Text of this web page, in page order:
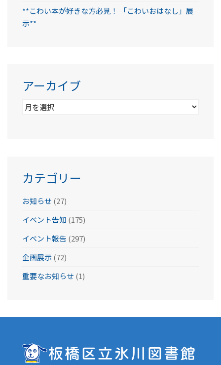
**こわい本が好きな方必見！ 「こわいおはなし」展
示**
アーカイブ
ア
カテゴリー
お知らせ (27)
イベント告知 (175)
イベント報告 (297)
企画展示(72)
重要なお知らせ (1)